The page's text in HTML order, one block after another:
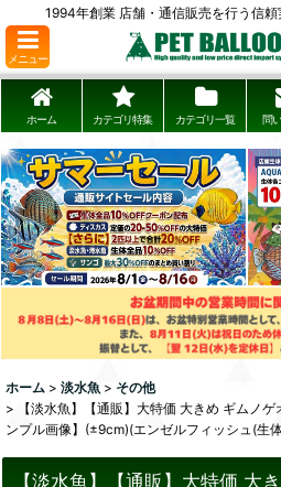
1994年創業 店舗・通信販売を行う信
メニュー
ホーム カテゴリ特集 カテゴリ一覧 問
ホーム > 淡水魚 > その他
>
【淡水魚】【通販】大特価 大きめ ギムノ
ンプル画像】(±9cm)(エンゼルフィッシュ(生
【淡水魚】【通販】大特価 大